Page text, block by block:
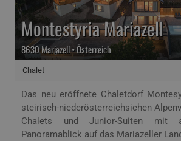
Chalet
Montestyria Mariazell
8630 Mariazell • Österreich
Das neu eröffnete Chaletdorf
steirisch-niederösterreichsichen
Chalets und Junior-Suiten mit
Panoramablick auf das Mariazeller